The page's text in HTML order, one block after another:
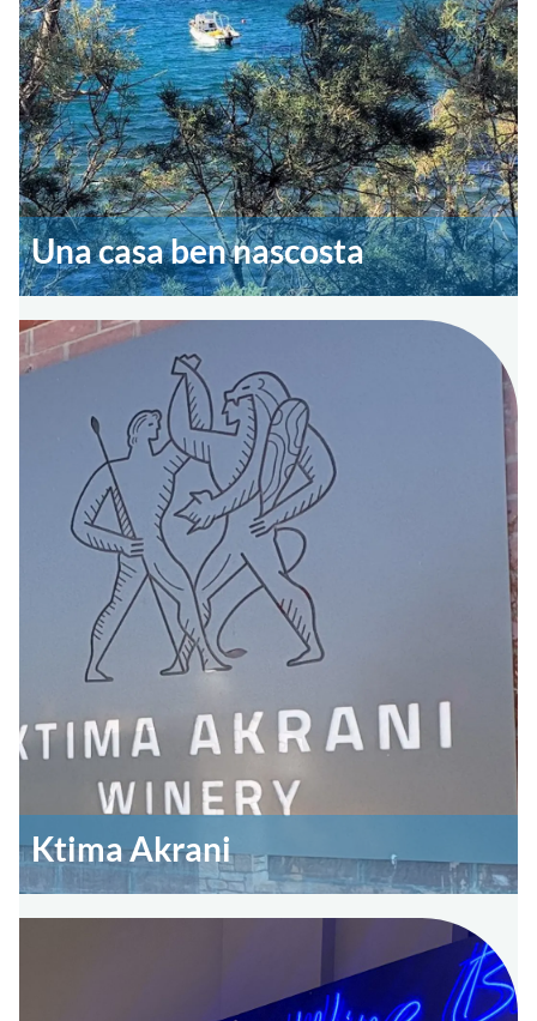
Una casa ben nascosta
Ktima Akrani